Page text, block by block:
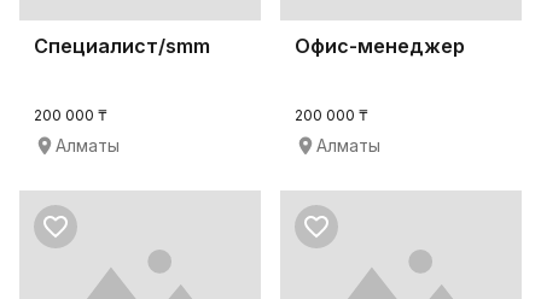
Специалист/smm
200 000 ₸
Алматы
Офис-менеджер
200 000 ₸
Алматы